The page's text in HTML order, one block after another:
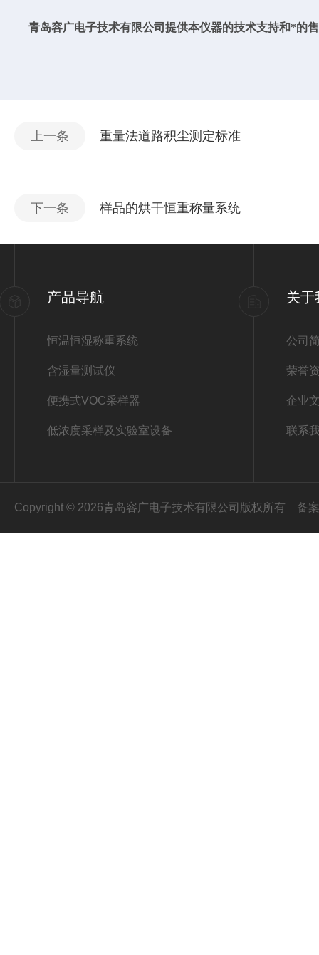
青岛容广电子技术有限公司提供本仪器的技术支持和*的
上一条 重量法道路积尘测定标准
下一条 样品的烘干恒重称量系统
产品导航
恒温恒湿称重系统
含湿量测试仪
便携式VOC采样器
低浓度采样及实验室设备
关于
公司
荣誉
企业
联系
Copyright © 2026青岛容广电子技术有限公司版权所有 备